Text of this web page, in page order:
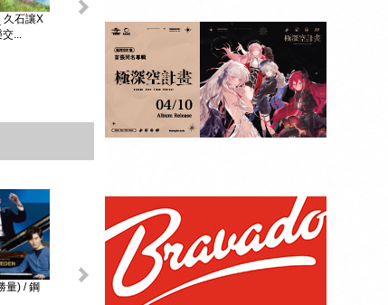
久石讓X
...
初音未來 _
MAGICAL ...
贈品：SPECIAL
BOOK+視覺貼紙
10張SET+特典影
量) / 鋼
戴安娜‧克瑞兒
環球DG古典音樂